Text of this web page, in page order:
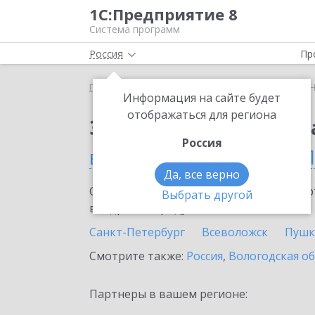
1С:Предприятие 8
Система программ
Россия
Информация на сайте будет
отображаться для региона
Россия
Да, все верно
Выбрать другой
Главная
Заказать
в Санкт-Петербурге и
Ознакомьтесь с информационными
внедрение продукта.
Санкт-Петербург
Всеволожск
Смотрите также: Россия, Вологодская
Партнеры в вашем регионе: